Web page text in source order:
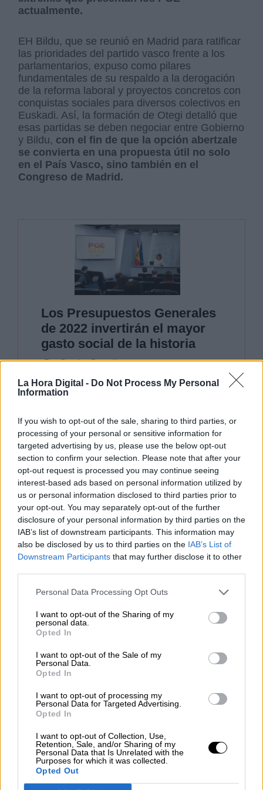
La Hora Digital - Do Not Process My Personal
Information
If you wish to opt-out of the sale, sharing to third parties, or
processing of your personal or sensitive information for
targeted advertising by us, please use the below opt-out
section to confirm your selection. Please note that after your
opt-out request is processed you may continue seeing
interest-based ads based on personal information utilized by
us or personal information disclosed to third parties prior to
your opt-out. You may separately opt-out of the further
disclosure of your personal information by third parties on the
IAB’s list of downstream participants. This information may
also be disclosed by us to third parties on the IAB’s List of
Downstream Participants that may further disclose it to other
Personal Data Processing Opt Outs
I want to opt-out of the Sharing of my
personal data.
Opted In
I want to opt-out of the Sale of my
Personal Data.
Opted In
I want to opt-out of processing my
Personal Data for Targeted Advertising.
Opted In
I want to opt-out of Collection, Use,
Retention, Sale, and/or Sharing of my
Personal Data that Is Unrelated with the
Purposes for which it was collected.
Opted Out
actualmente.
EH Bildu, que se reunió en Madrid para ratificar
las prioridades del partido vasco frente a los
parlamentarios, expuso como pilares
fundamentales de su respaldo a la derogación
de la reforma laboral y proyectos concretos con
conquistas sociales para diversos colectivos en
Euskadi. Así, la formación de Otegi detalló que
esas partidas se deben negociar entre Gobierno
y Bildu, con el fin de que la opción abertzale
se convierta en una propuesta útil no solo
en el País Vasco, sino también en el
Congreso de Madrid.
Los Presupuestos Generales
de 2022 invertirán el mayor
gasto social de la historia
Por Sandra González
Por su parte, el PNV ha señalado que no
cuentan con
"ningún acuerdo y la posibilidad de
tramitar por nuestra parte una enmienda a la
totalidad de los Presupuestos está encima de la
mesa"
. Así, el partido vasco ha remitido a
varios ministros su agenda de cara a las
reclamaciones presupuestarias aún
pendientes desde el año pasado , que
incluyen a transferencia de la gestión del
Ingreso Mínimo Vital o la llegada del tren de alta
velocidad a Vitoria y Bilbao. Asimismo, Aitor
Esteban, portavoz del PNV, ha recordado al
PSOE la escasez de información que reciben.
PGE 2022 España pnv ERC pnv
EH Bildu
otegi Negociaciones Apoyo